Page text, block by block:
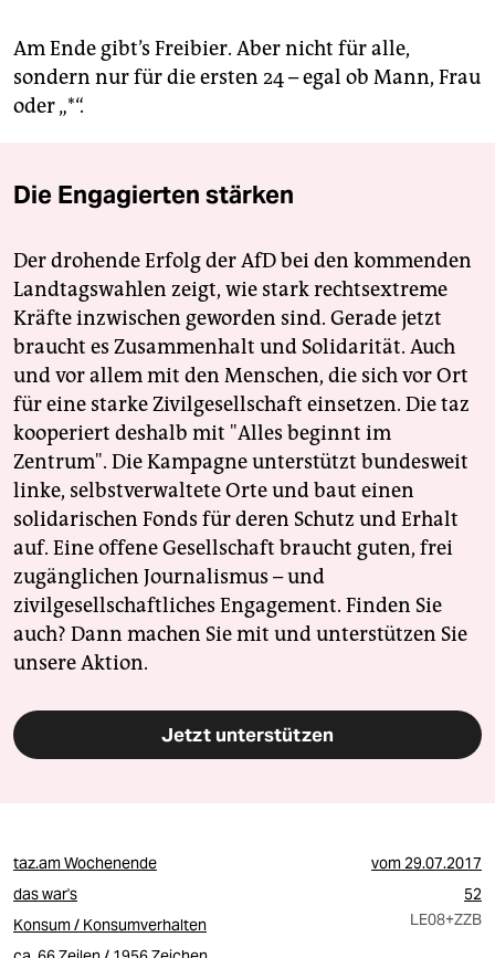
Am Ende gibt’s Freibier. Aber nicht für alle,
sondern nur für die ersten 24 – egal ob Mann, Frau
oder „*“.
Die Engagierten stärken
Der drohende Erfolg der AfD bei den kommenden
Landtagswahlen zeigt, wie stark rechtsextreme
Kräfte inzwischen geworden sind. Gerade jetzt
braucht es Zusammenhalt und Solidarität. Auch
und vor allem mit den Menschen, die sich vor Ort
für eine starke Zivilgesellschaft einsetzen. Die taz
kooperiert deshalb mit "Alles beginnt im
Zentrum". Die Kampagne unterstützt bundesweit
linke, selbstverwaltete Orte und baut einen
solidarischen Fonds für deren Schutz und Erhalt
auf. Eine offene Gesellschaft braucht guten, frei
zugänglichen Journalismus – und
zivilgesellschaftliches Engagement. Finden Sie
auch? Dann machen Sie mit und unterstützen Sie
unsere Aktion.
Jetzt unterstützen
taz.am Wochenende vom29.07.2017
das war's
52
Konsum / Konsumverhalten
LE08+ZZB